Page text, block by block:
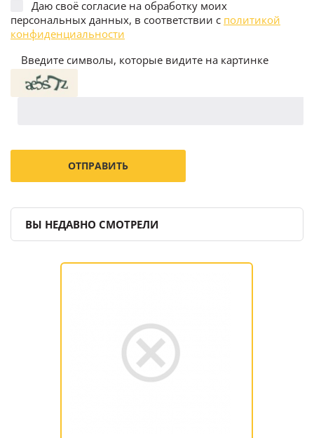
Даю своё согласие на обработку моих
персональных данных, в соответствии с политикой
конфиденциальности
Введите символы, которые видите на картинке
ВЫ НЕДАВНО СМОТРЕЛИ